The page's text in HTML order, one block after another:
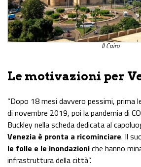
Il Cairo
Le motivazioni per
“Dopo 18 mesi davvero pessimi, prima
di novembre 2019, poi la pandemia di
Buckley nella scheda dedicata al
Venezia è pronta a ricominciare. Il
le folle e le inondazioniche hanno
infrastruttura della città”.